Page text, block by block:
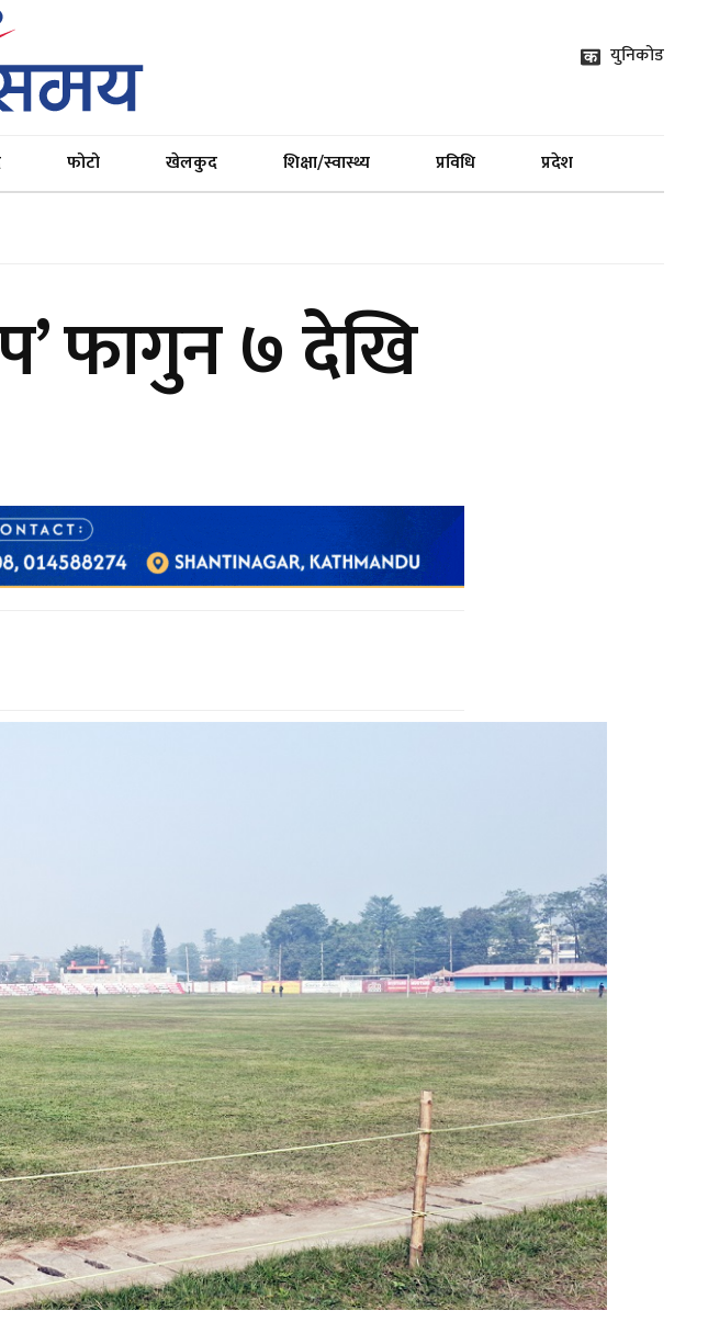
युनिकोड
फोटो खेलकुद शिक्षा/स्वास्थ्य प्रविधि प्रदेश
फागुन ७ देखि